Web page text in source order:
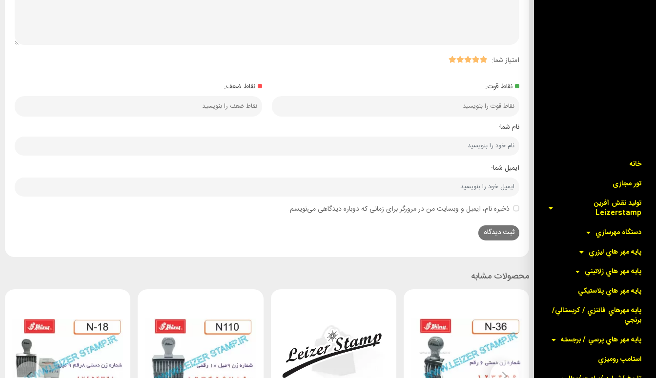
خانه
تور مجازی
توليد نقش آفرين
Leizerstamp
دستگاه مهرسازي
پايه مهر هاي ليزري
پايه مهر هاي ژلاتيني
پايه مهر هاي پلاستيکي
پايه مهرهاي فانتزي / کريستالي/
برنجي
پايه مهر هاي پرسي / برجسته
استامپ روميزي
امتیاز شما:
نقاط قوت: نقاط ضعف:
نام شما:
ایمیل شما:
ذخیره نام، ایمیل و وبسایت من در مرورگر برای زمانی که دوباره دیدگاهی می‌نویسم.
محصولات مشابه